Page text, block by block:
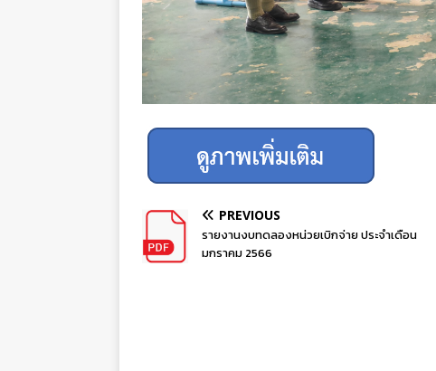
PREVIOUS
รายงานงบทดลองหน่วยเบิกจ่าย ประจำเดือน
มกราคม 2566